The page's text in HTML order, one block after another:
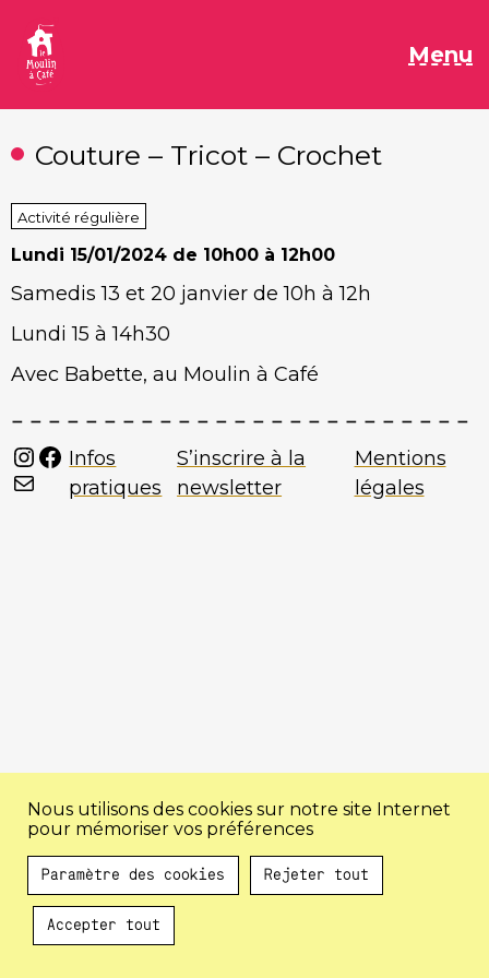
contenu
Menu
Couture – Tricot – Crochet
Activité régulière
Lundi 15/01/2024 de 10h00 à 12h00
Samedis 13 et 20 janvier de 10h à 12h
Lundi 15 à 14h30
Avec Babette, au Moulin à Café
Instagram
Facebook
Mail
Infos
pratiques
S’inscrire à la
newsletter
Mentions
légales
Au programme !
Nous utilisons des cookies sur notre site Internet
pour mémoriser vos préférences
Paramètre des cookies Rejeter tout
Accepter tout